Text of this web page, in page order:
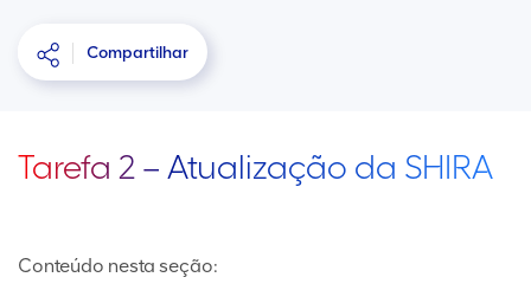
Compartilhar
Tarefa 2 – Atualização da SHIRA
Conteúdo nesta seção: